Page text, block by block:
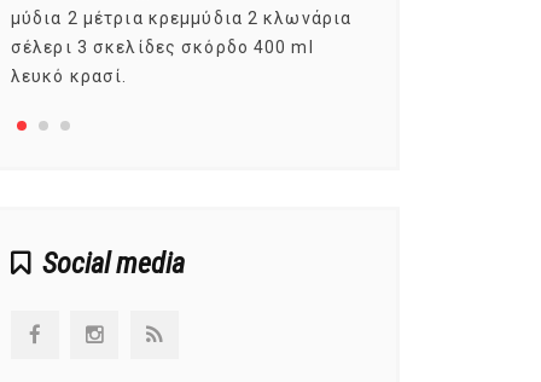
μύδια 2 μέτρια κρεμμύδια 2 κλωνάρια
σέλερι 3 σκελίδες σκόρδο 400 ml
λευκό κρασί.
Social media